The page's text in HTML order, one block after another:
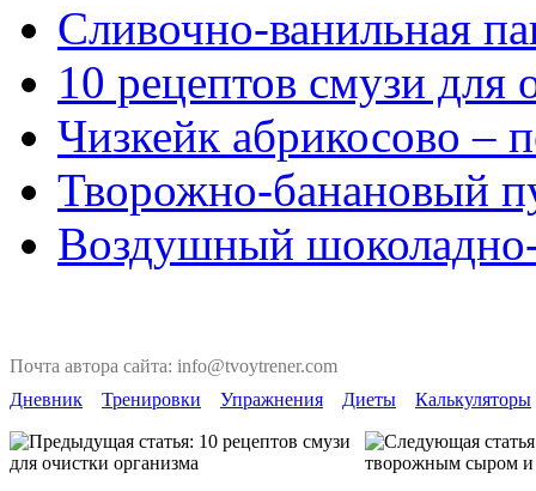
Сливочно-ванильная
10 рецептов смузи для
Чизкейк абрикосово –
Творожно-банановый
Воздушный
Почта автора сайта: info@tvoytrener.com
Дневник
Тренировки Упражнения Диеты Калькуляторы